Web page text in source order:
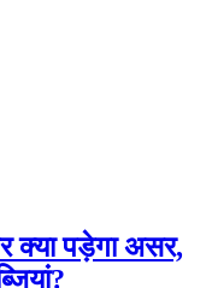
क्या पड़ेगा असर,